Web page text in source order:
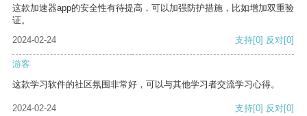
这款加速器app的安全性有待提高，可以加强防护措施，比如增加双重验
证。
2024-02-24
支持[0] 反对[0]
游客
这款学习软件的社区氛围非常好，可以与其他学习者交流学习心得。
2024-02-24 支持[0] 反对[0]